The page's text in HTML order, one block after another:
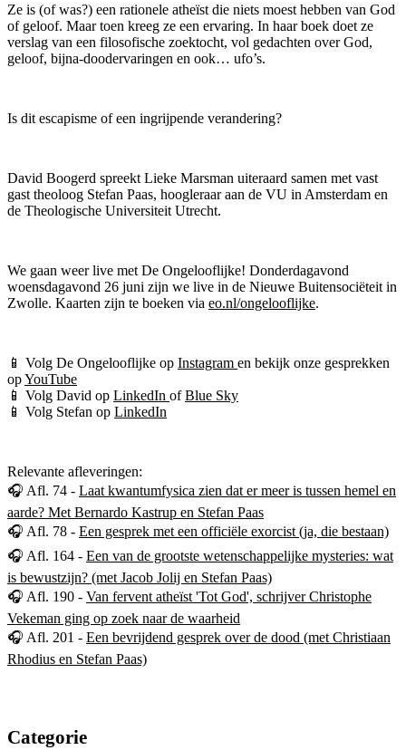
Ze is (of was?) een rationele atheïst die niets moest hebben van God
of geloof. Maar toen kreeg ze een ervaring. In haar boek doet ze
verslag van een filosofische zoektocht, vol gedachten over God,
geloof, bijna-doodervaringen en ook… ufo’s.
Is dit escapisme of een ingrijpende verandering?
David Boogerd spreekt Lieke Marsman uiteraard samen met vast
gast theoloog Stefan Paas, hoogleraar aan de VU in Amsterdam en
de Theologische Universiteit Utrecht.
We gaan weer live met De Ongelooflijke! Donderdagavond
woensdagavond 26 juni zijn we live in de Nieuwe Buitensociëteit in
Zwolle. Kaarten zijn te boeken via eo.nl/ongelooflijke.
📱 Volg De Ongelooflijke op Instagram en bekijk onze gesprekken
opYouTube
📱 Volg David op LinkedIn ofBlue Sky
📱 Volg Stefan op LinkedIn
Relevante afleveringen:
🎧 Afl. 74 - Laat kwantumfysica zien dat er meer is tussen hemel en
aarde? Met Bernardo Kastrup en Stefan Paas
🎧 Afl. 78 - Een gesprek met een officiële exorcist (ja, die bestaan)
🎧 Afl. 164 - Een van de grootste wetenschappelijke mysteries: wat
is bewustzijn? (met Jacob Jolij en Stefan Paas)
🎧 Afl. 190 - Van fervent atheïst 'Tot God', schrijver Christophe
Vekeman ging op zoek naar de waarheid
🎧 Afl. 201 - Een bevrijdend gesprek over de dood (met Christiaan
Rhodius en Stefan Paas)
Categorie